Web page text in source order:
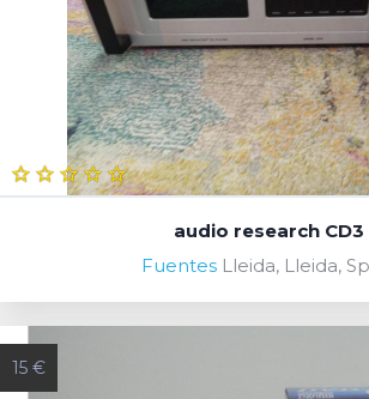
audio research CD3
Fuentes Lleida, Lleida,
15 €